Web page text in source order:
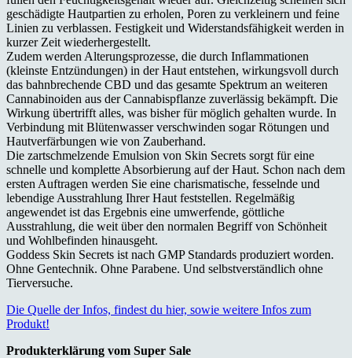
geschädigte Hautpartien zu erholen, Poren zu verkleinern und feine
Linien zu verblassen. Festigkeit und Widerstandsfähigkeit werden in
kurzer Zeit wiederhergestellt.
Zudem werden Alterungsprozesse, die durch Inflammationen
(kleinste Entzündungen) in der Haut entstehen, wirkungsvoll durch
das bahnbrechende CBD und das gesamte Spektrum an weiteren
Cannabinoiden aus der Cannabispflanze zuverlässig bekämpft. Die
Wirkung übertrifft alles, was bisher für möglich gehalten wurde. In
Verbindung mit Blütenwasser verschwinden sogar Rötungen und
Hautverfärbungen wie von Zauberhand.
Die zartschmelzende Emulsion von Skin Secrets sorgt für eine
schnelle und komplette Absorbierung auf der Haut. Schon nach dem
ersten Auftragen werden Sie eine charismatische, fesselnde und
lebendige Ausstrahlung Ihrer Haut feststellen. Regelmäßig
angewendet ist das Ergebnis eine umwerfende, göttliche
Ausstrahlung, die weit über den normalen Begriff von Schönheit
und Wohlbefinden hinausgeht.
Goddess Skin Secrets ist nach GMP Standards produziert worden.
Ohne Gentechnik. Ohne Parabene. Und selbstverständlich ohne
Tierversuche.
Die Quelle der Infos, findest du hier, sowie weitere Infos zum
Produkt!
Produkterklärung vom Super Sale